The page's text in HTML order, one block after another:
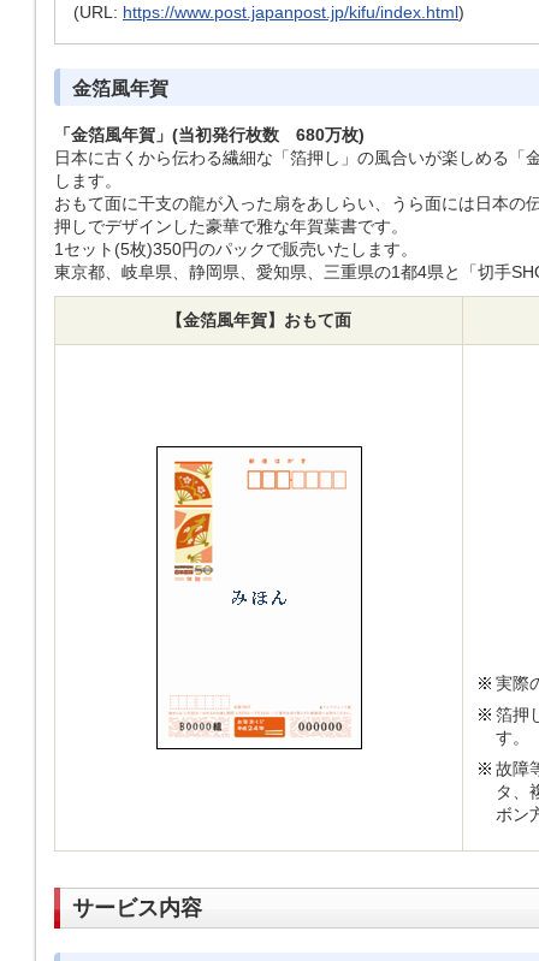
(URL: https://www.post.japanpost.jp/kifu/index.html)
金箔風年賀
「金箔風年賀」(当初発行枚数 680万枚)
日本に古くから伝わる繊細な「箔押し」の風合いが楽しめる「
します。
おもて面に干支の龍が入った扇をあしらい、うら面には日本の
押しでデザインした豪華で雅な年賀葉書です。
1セット(5枚)350円のパックで販売いたします。
東京都、岐阜県、静岡県、愛知県、三重県の1都4県と「切手
【金箔風年賀】おもて面
実際
箔押
す。
故障
タ、
ボン
サービス内容